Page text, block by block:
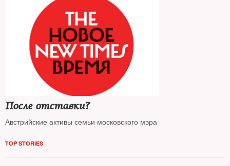
После отставки?
Австрийские активы семьи московского мэра
TOP STORIES